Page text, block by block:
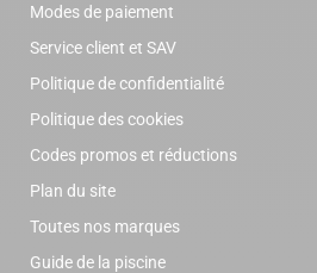
Modes de paiement
Service client et SAV
Politique de confidentialité
Politique des cookies
Codes promos et réductions
Plan du site
Toutes nos marques
Guide de la piscine